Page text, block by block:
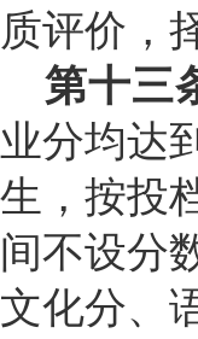
质评价，
第十三
业分均达
生，按投
间不设分
文化分、